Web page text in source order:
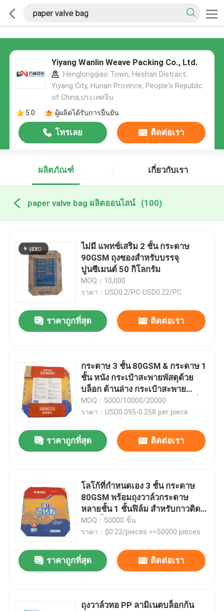
Yiyang Wanlin Weave Packing Co., Ltd.
Henglongqiao Town, Heshan Distract,
Yiyang City, Hunan Province, People's Republic
of China,ประเทศจีน
5.0
ผู้ผลิตได้รับการยืนยัน
โทรเลย ติดต่อเรา
ผลิตภัณฑ์ เกี่ยวกับเรา
paper valve bag ผลิตออนไลน์ (100)
ไม่มี แพทช์เสริม 2 ชั้น กระดาษ
90GSM ถุงซองสําหรับบรรจุ
ปูนซีเมนต์ 50 กิโลกรัม
MOQ：10,000
ราคา：USD0.2/PC-USD0.22/PC
ราคาถูกที่สุด ติดต่อเรา
กระดาษ 3 ชั้น 80GSM & กระดาษ 1
ชั้น หนัง กระเป๋าสะพายพัสดุด้วย
บล็อก ด้านล่าง กระเป๋าสะพาย
ซีเมนต์ 20 กิโลกรัม 25 กิโลกรัมที่มี
กระเป๋าใส่
MOQ：5000/10000/20000
ราคา：USD0.095-0.258 per piece
ราคาถูกที่สุด ติดต่อเรา
โลโก้ที่กำหนดเอง 3 ชั้น กระดาษ
80GSM พร้อมถุงวาล์วกระดาษ
หลายชั้น 1 ชั้นฟิล์ม สำหรับกาวติด
กระเบื้องชนิดแห้ง 20 กก.
MOQ：50000 ชิ้น
ราคา：$0.22/pieces >=50000 pieces
ราคาถูกที่สุด ติดต่อเรา
ถุงวาล์วทอ PP ลามิเนตบล็อกก้น